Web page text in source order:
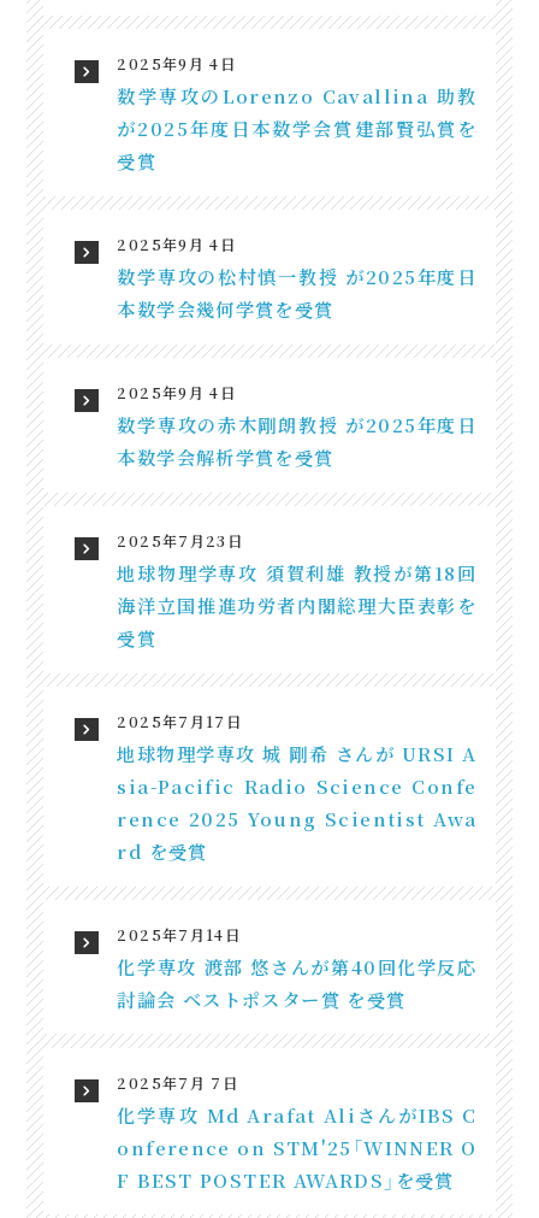
2025年9月 4日
数学専攻のLorenzo Cavallina 助教
が2025年度日本数学会賞建部賢弘賞を
受賞
2025年9月 4日
数学専攻の松村慎一教授 が2025年度日
本数学会幾何学賞を受賞
2025年9月 4日
数学専攻の赤木剛朗教授 が2025年度日
本数学会解析学賞を受賞
2025年7月23日
地球物理学専攻 須賀利雄 教授が第18回
海洋立国推進功労者内閣総理大臣表彰を
受賞
2025年7月17日
地球物理学専攻 城 剛希 さんが URSI A
sia-Pacific Radio Science Confe
rence 2025 Young Scientist Awa
rd を受賞
2025年7月14日
化学専攻 渡部 悠さんが第40回化学反応
討論会 ベストポスター賞 を受賞
2025年7月 7日
化学専攻 Md Arafat AliさんがIBS C
onference on STM'25「WINNER O
F BEST POSTER AWARDS」を受賞